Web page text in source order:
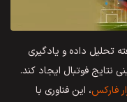
تحلیل داده و یادگیری
نتایج فوتبال ایجاد کند.
فارکس، این فناوری با